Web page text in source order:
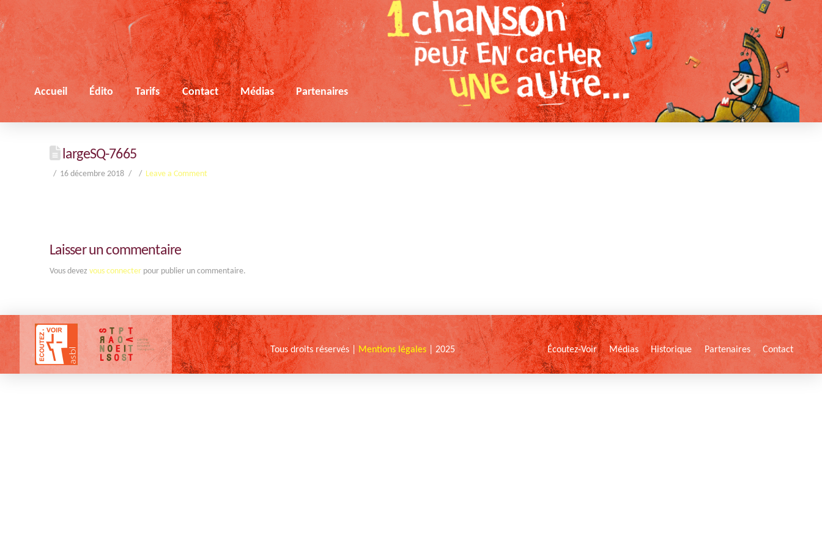
Accueil Édito Tarifs Contact Médias Partenaires
largeSQ-7665
16 décembre 2018 Leave a Comment
Laisser un commentaire
Vous devez vous connecterpour publier un commentaire.
Tous droits réservés | Mentions légales | 2025 Écoutez-Voir Médias Historique Partenaires Contact